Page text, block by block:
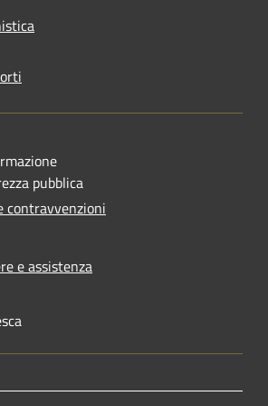
pubblica
contravvenzioni
e assistenza